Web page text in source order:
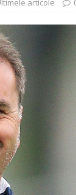
articole